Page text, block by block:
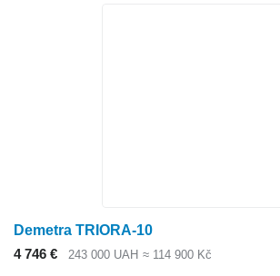
Demetra TRIORA-10
4 746 €
243 000 UAH ≈ 114 900 Kč